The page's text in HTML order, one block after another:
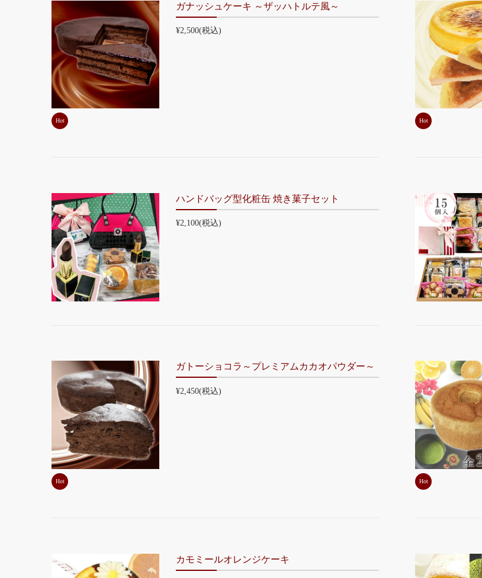
Hot
ガナッシュケーキ ～ザッハトルテ風～
¥2,500(税込)
Hot
ハンドバッグ型化粧缶 焼き菓子セット
¥2,100(税込)
Hot
ガトーショコラ～プレミアムカカオパウダー～
¥2,450(税込)
Hot
カモミールオレンジケーキ